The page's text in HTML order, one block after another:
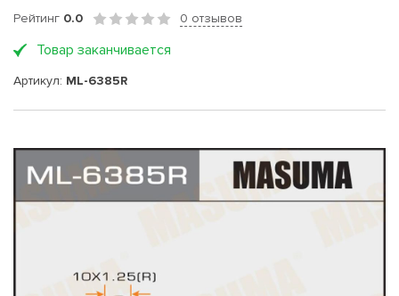
Рейтинг 0.0 0 отзывов
Товар заканчивается
Артикул: ML-6385R